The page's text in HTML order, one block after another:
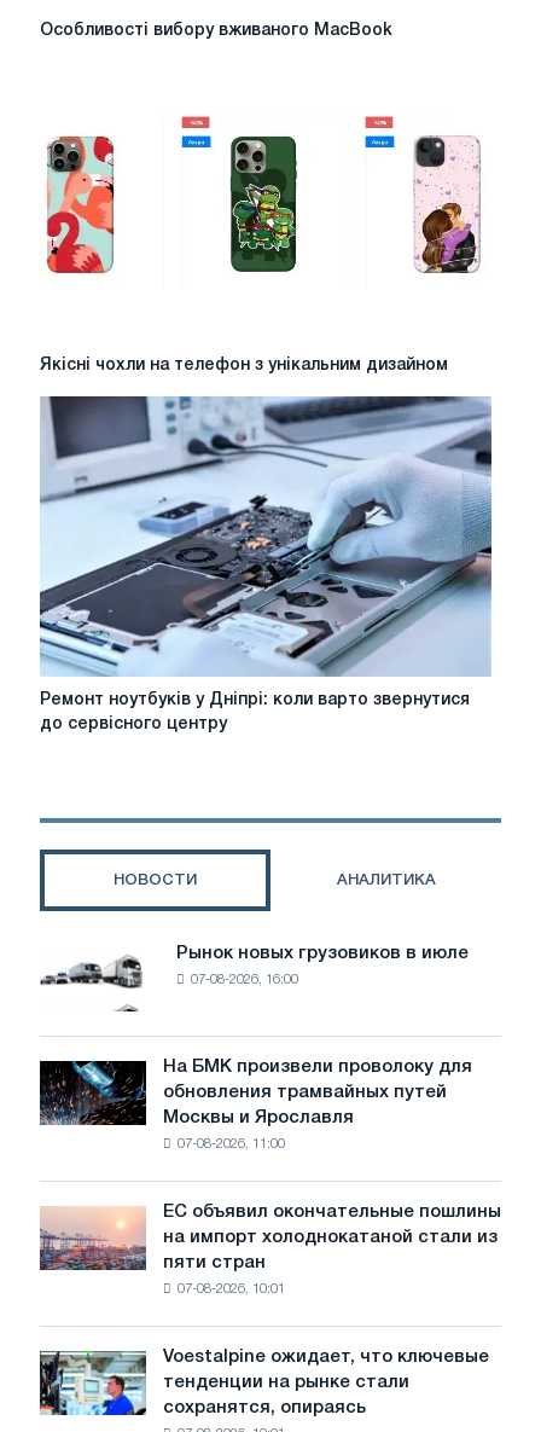
Особливості
Особливості вибору вживаного MacBook
Якісні
на
телефон
унікальним
дизайном
Якісні чохли на телефон з унікальним дизайном
Ремонт
ноутбуків
варто
Ремонт ноутбуків у Дніпрі: коли варто звернутися
до сервісного центру
НОВОСТИ АНАЛИТИКА
Рынок
новых
грузовиков
в
июле
Рынок новых грузовиков в июле
07-08-2026, 16:00
На
БМК
произвели
трамвайных
путей
Ярославля
На БМК произвели проволоку для
обновления трамвайных путей
Москвы и Ярославля
07-08-2026, 11:00
объявил
окончательные
холоднокатаной
стали
ЕС объявил окончательные пошлины
на импорт холоднокатаной стали из
пяти стран
07-08-2026, 10:01
Voestalpine
ожидает,
что
Voestalpine ожидает, что ключевые
тенденции на рынке стали
сохранятся, опираясь